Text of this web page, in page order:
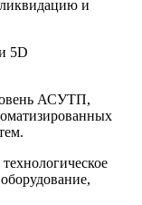
и
5D
АСУТП,